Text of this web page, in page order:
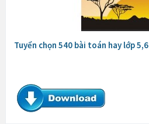
Tuyển chọn 540 bài toán hay lớp 5,6